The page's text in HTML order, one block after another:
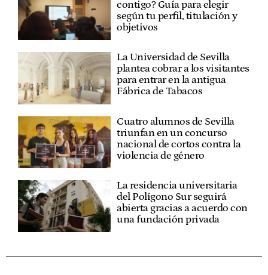
contigo? Guía para elegir
según tu perfil, titulación y
objetivos
La Universidad de Sevilla
plantea cobrar a los visitantes
para entrar en la antigua
Fábrica de Tabacos
Cuatro alumnos de Sevilla
triunfan en un concurso
nacional de cortos contra la
violencia de género
La residencia universitaria
del Polígono Sur seguirá
abierta gracias a acuerdo con
una fundación privada